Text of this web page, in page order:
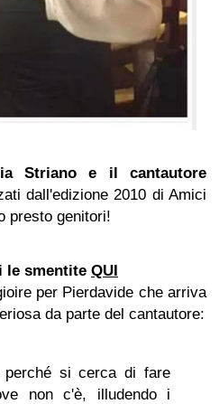
Striano e il cantautore
dall'edizione 2010 di Amici
presto genitori!
le smentite QUI
per Pierdavide che arriva
da parte del cantautore:
si cerca di fare
non c'è, illudendo i